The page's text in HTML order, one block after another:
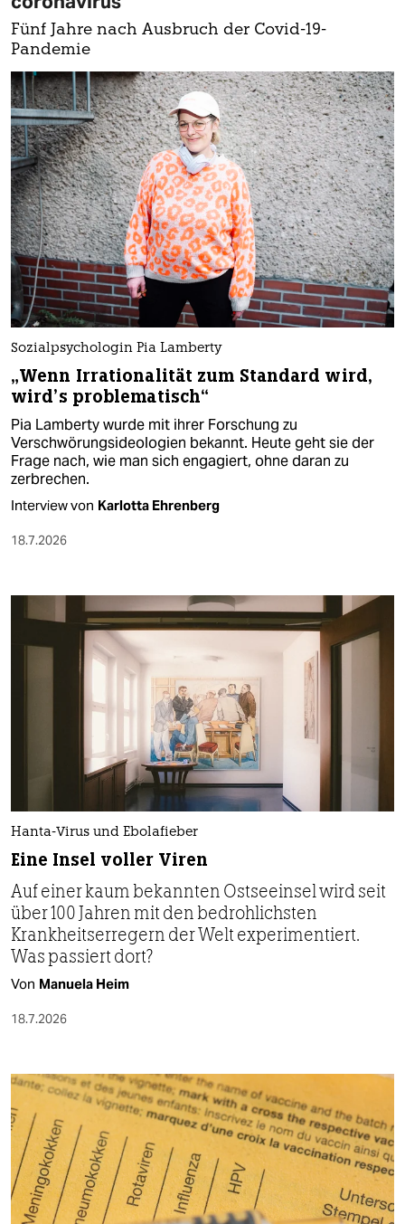
Fünf Jahre nach Ausbruch der Covid-19-
Pandemie
Sozialpsychologin Pia Lamberty
„Wenn Irrationalität zum Standard wird,
wird’s problematisch“
Pia Lamberty wurde mit ihrer Forschung zu
Verschwörungsideologien bekannt. Heute geht sie der
Frage nach, wie man sich engagiert, ohne daran zu
zerbrechen.
Interview von Karlotta Ehrenberg
18.7.2026
Hanta-Virus und Ebolafieber
Eine Insel voller Viren
Auf einer kaum bekannten Ostseeinsel wird seit
über 100 Jahren mit den bedrohlichsten
Krankheitserregern der Welt experimentiert.
Was passiert dort?
Von Manuela Heim
18.7.2026